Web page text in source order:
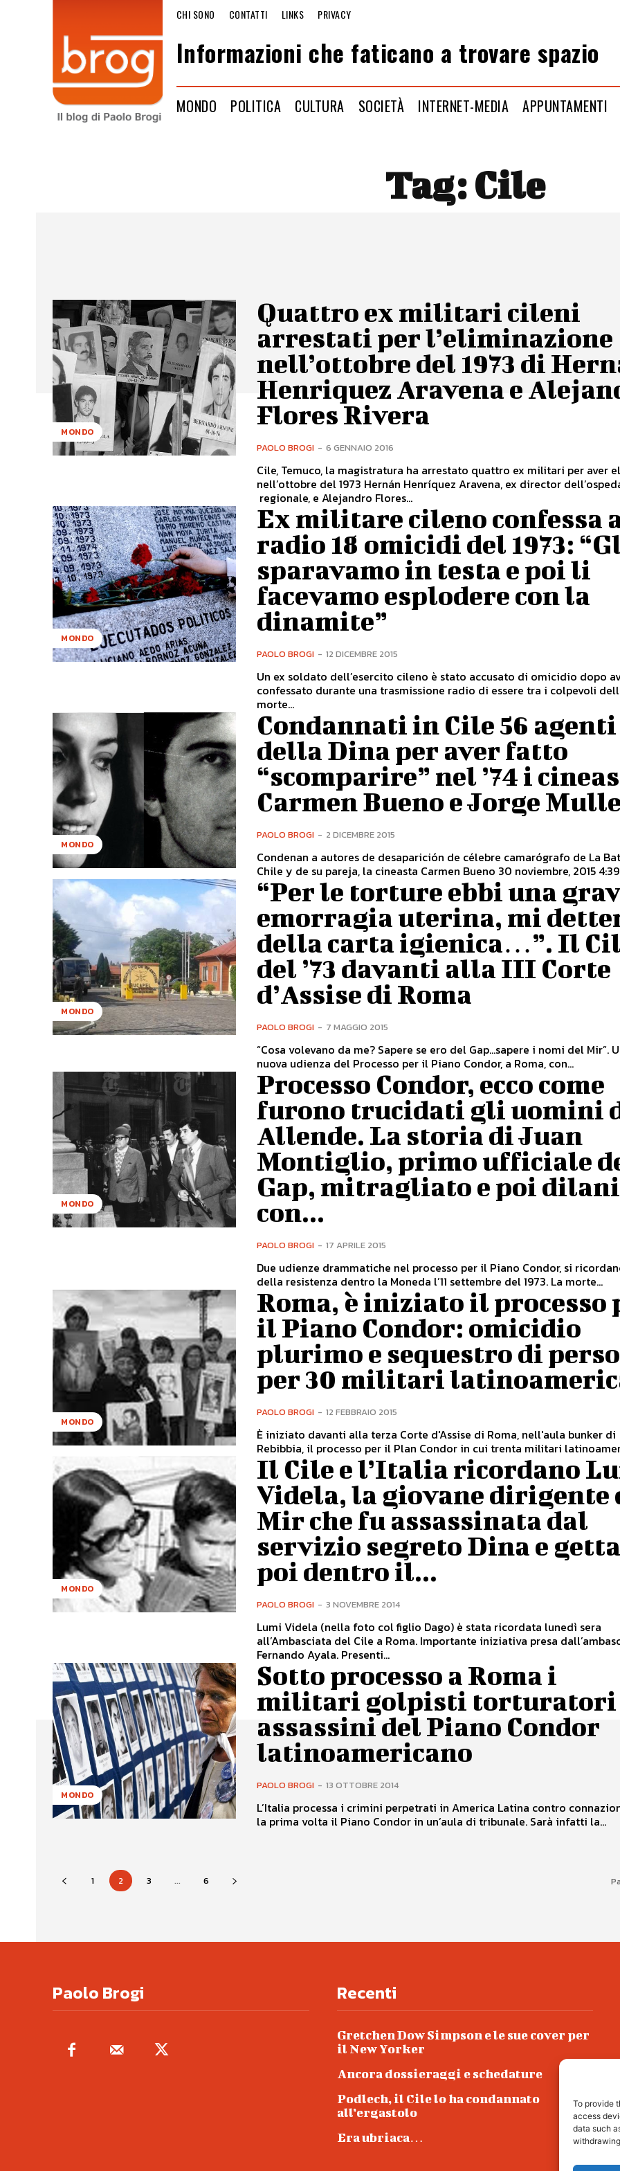
To provide
access
data such
CHI SONO CONTATTI LINKS PRIVACY
Informazioni che faticano a trovare spazio
MONDO POLITICA CULTURA SOCIETÀ INTERNET-MEDIA APPUNTAMENTI
Tag:Cile
MONDO
Quattro ex militari cileni
arrestati per l’eliminazione
nell’ottobre del 1973 di
Henriquez Aravena e
Flores Rivera
PAOLO BROGI - 6 GENNAIO 2016
Cile, Temuco, la magistratura ha arrestato quattro ex militari per aver
nell’ottobre del 1973 Hernán Henríquez Aravena, ex director
regionale, e Alejandro Flores...
MONDO
Ex militare cileno confessa
radio 18 omicidi del 1973:
sparavamo in testa e poi li
facevamo esplodere con la
dinamite”
PAOLO BROGI - 12 DICEMBRE 2015
Un ex soldato dell’esercito cileno è stato accusato di omicidio dopo
confessato durante una trasmissione radio di essere tra i colpevoli
morte...
MONDO
Condannati in Cile 56 agenti
della Dina per aver fatto
“scomparire” nel ’74 i
Carmen Bueno e Jorge
PAOLO BROGI - 2 DICEMBRE 2015
Condenan a autores de desaparición de célebre camarógrafo de La
Chile y de su pareja, la cineasta Carmen Bueno 30 noviembre, 2015
MONDO
“Per le torture ebbi una
emorragia uterina, mi
della carta igienica…”. Il
del ’73 davanti alla III Corte
d’Assise di Roma
PAOLO BROGI - 7 MAGGIO 2015
“Cosa volevano da me? Sapere se ero del Gap...sapere i nomi del Mir”. Una
nuova udienza del Processo per il Piano Condor, a Roma, con...
MONDO
Processo Condor, ecco come
furono trucidati gli uomini
Allende. La storia di Juan
Montiglio, primo ufficiale
Gap, mitragliato e poi
con...
PAOLO BROGI - 17 APRILE 2015
Due udienze drammatiche nel processo per il Piano Condor, si
della resistenza dentro la Moneda l’11 settembre del 1973. La morte...
MONDO
Roma, è iniziato il processo
il Piano Condor: omicidio
plurimo e sequestro di
per 30 militari
PAOLO BROGI - 12 FEBBRAIO 2015
È iniziato davanti alla terza Corte d'Assise di Roma, nell'aula bunker di
Rebibbia, il processo per il Plan Condor in cui trenta militari
MONDO
Il Cile e l’Italia ricordano
Videla, la giovane dirigente
Mir che fu assassinata dal
servizio segreto Dina e
poi dentro il...
PAOLO BROGI - 3 NOVEMBRE 2014
Lumi Videla (nella foto col figlio Dago) è stata ricordata lunedì sera
all’Ambasciata del Cile a Roma. Importante iniziativa presa
Fernando Ayala. Presenti...
MONDO
Sotto processo a Roma i
militari golpisti torturatori
assassini del Piano Condor
latinoamericano
PAOLO BROGI - 13 OTTOBRE 2014
L’Italia processa i crimini perpetrati in America Latina contro
la prima volta il Piano Condor in un’aula di tribunale. Sarà infatti la...
1 2 3 ... 6
Paolo Brogi Recenti
Gretchen Dow Simpson e le sue cover per
il New Yorker
Ancora dossieraggi e schedature
Podlech, il Cile lo ha condannato
all’ergastolo
Era ubriaca…